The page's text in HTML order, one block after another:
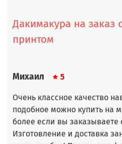
Дакимакура на заказ
принтом
Михаил 5
Очень классное качество
подобное можно купить на
более если вы
Изготовление и доставка